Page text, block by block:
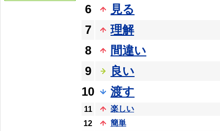
6
見る
7
理解
8
間違い
9
良い
10
渡す
11
楽しい
12
簡単